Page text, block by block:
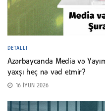
DETALLI
Azərbaycanda Media və
yaxşı heç nə vəd etmir?
16 İYUN 2026